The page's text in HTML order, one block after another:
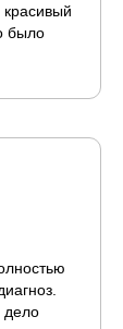
было
дело